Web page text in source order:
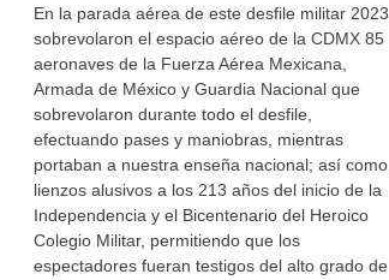
En la parada aérea de este desfile militar 2023,
sobrevolaron el espacio aéreo de la CDMX 85
aeronaves de la Fuerza Aérea Mexicana,
Armada de México y Guardia Nacional que
sobrevolaron durante todo el desfile,
efectuando pases y maniobras, mientras
portaban a nuestra enseña nacional; así como,
lienzos alusivos a los 213 años del inicio de la
Independencia y el Bicentenario del Heroico
Colegio Militar, permitiendo que los
espectadores fueran testigos del alto grado de